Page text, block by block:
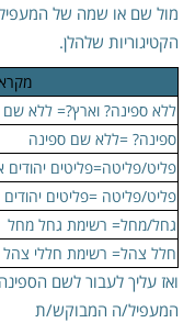
מול שם או שמה של
הקטיגוריות שלהלן.
ללא ספינה? וארץ?= ללא שם
ספינה? =ללא שם ספינה
פליט/פליטה=פליטים יהודים
פליט/פליטה =פליטים
גחל/מחל= רשימת גחל מחל
חלל צהל= רשימת חללי צהל
ואז עליך לעבור לשם
המעפיל/ה המבוקש/ת